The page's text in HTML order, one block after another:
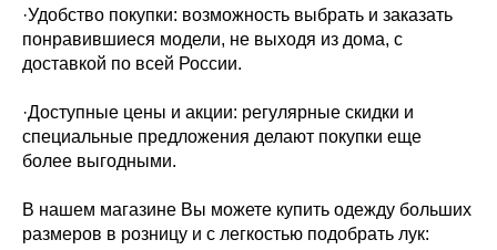
·Удобство покупки: возможность выбрать и заказать
понравившиеся модели, не выходя из дома, с
доставкой по всей России.
·Доступные цены и акции: регулярные скидки и
специальные предложения делают покупки еще
более выгодными.
В нашем магазине Вы можете купить одежду больших
размеров в розницу и с легкостью подобрать лук: